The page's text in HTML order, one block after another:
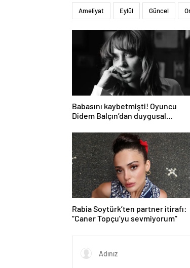
Ameliyat Eylül Güncel
Babasını kaybetmişti! Oyuncu
Didem Balçın’dan duygusal
Rabia Soytürk’ten partner itirafı:
“Caner Topçu’yu sevmiyorum”